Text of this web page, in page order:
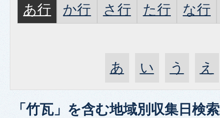
あ行 か行 さ行 た行 な行
あ い う え
「 竹瓦」を含む地域別収集日検索